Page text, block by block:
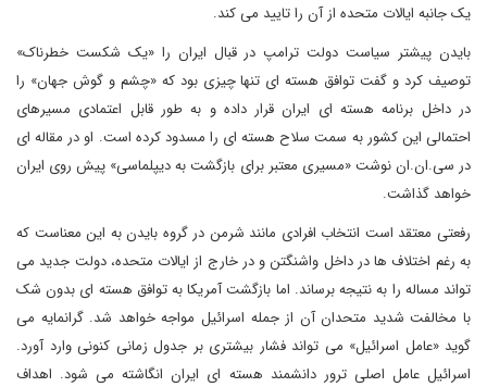
یک جانبه ایالات متحده از آن را تایید می کند.
بایدن پیشتر سیاست دولت ترامپ در قبال ایران را «یک شکست خطرناک»
توصیف کرد و گفت توافق هسته ای تنها چیزی بود که «چشم و گوش جهان» را
در داخل برنامه هسته ای ایران قرار داده و به طور قابل اعتمادی مسیرهای
احتمالی این کشور به سمت سلاح هسته ای را مسدود کرده است. او در مقاله ای
در سی.ان.ان نوشت «مسیری معتبر برای بازگشت به دیپلماسی» پیش روی ایران
خواهد گذاشت.
رفعتی معتقد است انتخاب افرادی مانند شرمن در گروه بایدن به این معناست که
به رغم اختلاف ها در داخل واشنگتن و در خارج از ایالات متحده، دولت جدید می
تواند مساله را به نتیجه برساند. اما بازگشت آمریکا به توافق هسته ای بدون شک
با مخالفت شدید متحدان آن از جمله اسرائیل مواجه خواهد شد. گرانمایه می
گوید «عامل اسرائیل» می تواند فشار بیشتری بر جدول زمانی کنونی وارد آورد.
اسرائیل عامل اصلی ترور دانشمند هسته ای ایران انگاشته می شود. اهداف